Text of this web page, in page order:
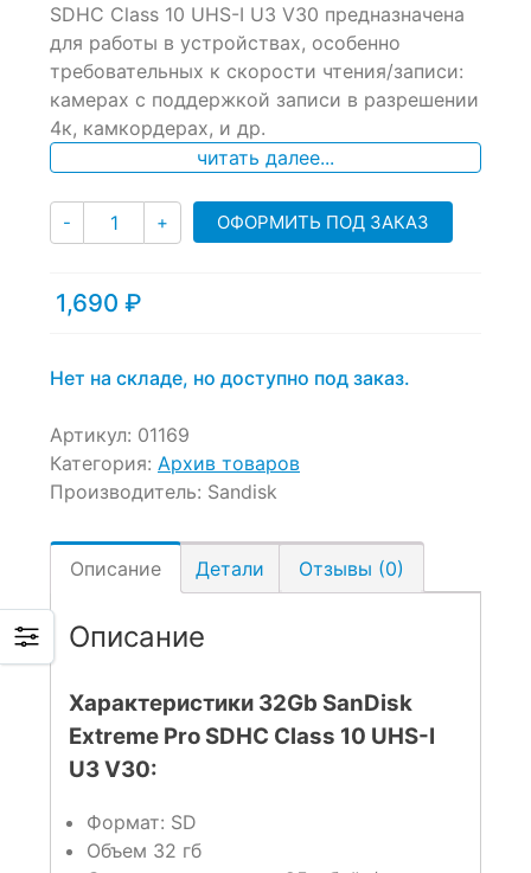
on
customer
ratings
SDHC Class 10 UHS-I U3 V30 предназначена
для работы в устройствах, особенно
требовательных к скорости чтения/записи:
камерах с поддержкой записи в разрешении
4к, камкордерах, и др.
читать далее...
- Количество
+ ОФОРМИТЬ ПОД ЗАКАЗ
1,690 ₽
Нет на складе, но доступно под заказ.
Артикул: 01169
Категория: Архив товаров
Производитель: Sandisk
Описание Детали Отзывы (0)
Описание
Характеристики 32Gb SanDisk
Extreme Pro SDHC Class 10 UHS-I
U3 V30:
Формат: SD
Объем 32 гб